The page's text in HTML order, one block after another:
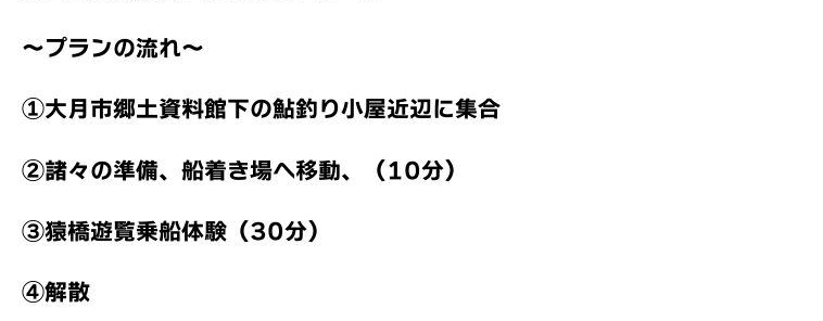
～プランの流れ～
①大月市郷土資料館下の鮎釣り小屋近辺に集合
②諸々の準備、船着き場へ移動、（10分）
③猿橋遊覧乗船体験（30分）
④解散